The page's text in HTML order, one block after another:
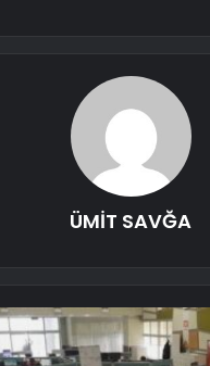
ÜMİT SAVĞA